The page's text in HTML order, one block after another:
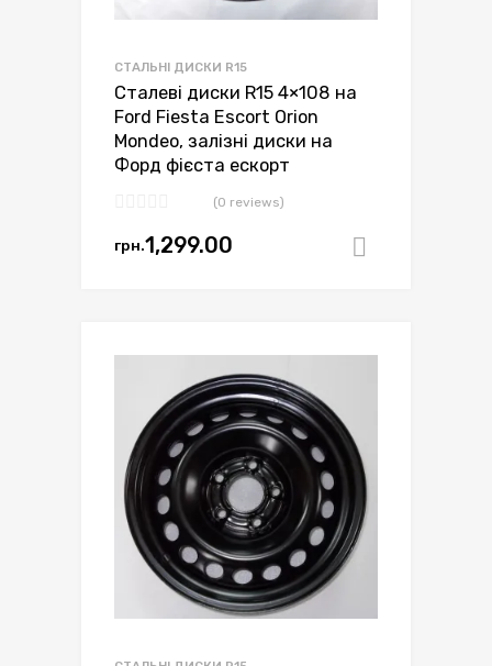
СТАЛЬНІ ДИСКИ R15
Сталеві диски R15 4×108 на
Ford Fiesta Escort Orion
Mondeo, залізні диски на
Форд фієста ескорт
(0 reviews)
грн.1,299.00